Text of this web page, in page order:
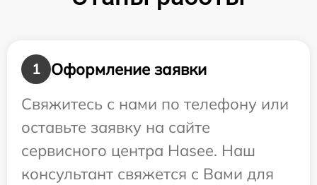
1
Оформление заявки
Свяжитесь с нами по телефону или
оставьте заявку на сайте
сервисного центра Hasee. Наш
консультант свяжется с Вами для